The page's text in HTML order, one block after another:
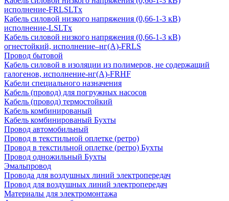
исполнение-FRLSLTx
Кабель силовой низкого напряжения (0,66-1-3 кВ)
исполнение-LSLTx
Кабель силовой низкого напряжения (0,66-1-3 кВ)
огнестойкий, исполнение–нг(А)-FRLS
Провод бытовой
Кабель силовой в изоляции из полимеров, не содержащий
галогенов, исполнение-нг(А)-FRHF
Кабели специального назначения
Кабель (провод) для погружных насосов
Кабель (провод) термостойкий
Кабель комбинированый
Кабель комбинированый Бухты
Провод автомобильный
Провод в текстильной оплетке (ретро)
Провод в текстильной оплетке (ретро) Бухты
Провод одножильный Бухты
Эмальпровод
Провода для воздушных линий электропередач
Провод для воздушных линий электропередач
Материалы для электромонтажа